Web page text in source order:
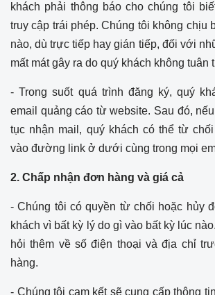
khách phải thông báo cho chúng tôi
truy cập trái phép. Chúng tôi không chịu
nào, dù trực tiếp hay gián tiếp, đối với
mất mát gây ra do quý khách không tuân
- Trong suốt quá trình đăng ký, quý
email quảng cáo từ website. Sau đó,
tục nhận mail, quý khách có thể từ
vào đường link ở dưới cùng trong mọi
2. Chấp nhận đơn hàng và giá cả
- Chúng tôi có quyền từ chối hoặc hủy
khách vì bất kỳ lý do gì vào bất kỳ lúc
hỏi thêm về số điện thoại và địa chỉ
hàng.
- Chúng tôi cam kết sẽ cung cấp thông